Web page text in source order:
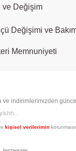
ve Değişim
Değişimi ve
Memnuniyeti
ve indirimlerimizden
kişisel verilerimin